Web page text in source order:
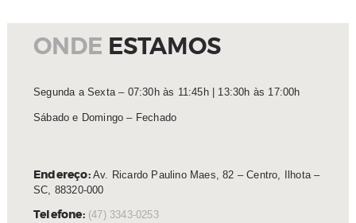
ONDE ESTAMOS
Segunda a Sexta – 07:30h às 11:45h | 13:30h às 17:00h
Sábado e Domingo – Fechado
Endereço:Av. Ricardo Paulino Maes, 82 – Centro, Ilhota –
SC, 88320-000
Telefone: (47) 3343-0253